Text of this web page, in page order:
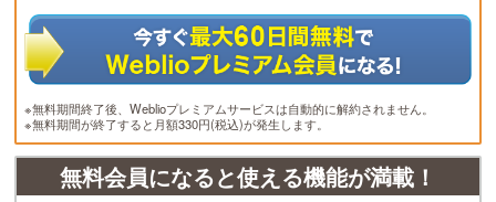
※無料期間終了後、Weblioプレミアムサービスは自動的に解約されません。
※無料期間が終了すると月額330円(税込)が発生します。
無料会員になると使える機能が満載！